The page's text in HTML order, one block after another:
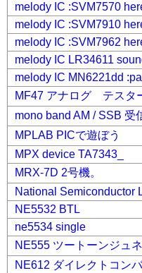
melody IC :SVM7570
melody IC :SVM7910
melody IC :SVM7962
melody IC LR34611
melody IC MN6221dd
MF47 アナログ テスタ
mono band AM / SSB 受
MPLAB PICで遊ぼう
MPX device TA7343_
MRX-7D 2号機。
National Semiconductor
NE5532 BTL
ne5534 single
NE555 ツートーンジュ
NE612 ダイレクトコン